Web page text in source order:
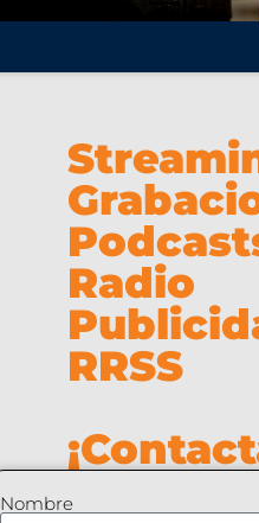
Radio
RRSS
Nombre